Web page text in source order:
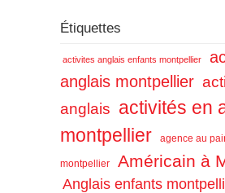
Étiquettes
activites anglais enfants montpellier
anglais montpellier
anglais activités en
montpellier
agence au
montpellier Américain à
Anglais enfants